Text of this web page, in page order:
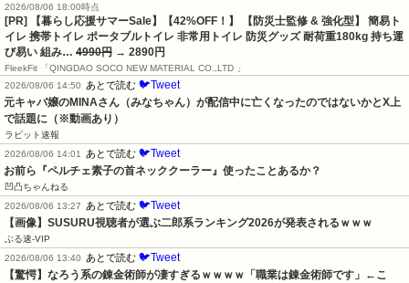
2026/08/06 18:00時点
[PR] 【暮らし応援サマーSale】【42%OFF！】 【防災士監修 & 強化型】 簡易ト
イレ 携帯トイレ ポータブルトイレ 非常用トイレ 防災グッズ 耐荷重180kg 持ち運
び易い 組み… 4990円 → 2890円
FleekFit 「QINGDAO SOCO NEW MATERIAL CO.,LTD 」
2026/08/06 14:50
あとで読む 🐦Tweet
元キャバ嬢のMINAさん（みなちゃん）が配信中に亡くなったのではないかとX上
で話題に（※動画あり）
ラビット速報
2026/08/06 14:01
あとで読む 🐦Tweet
お前ら『ペルチェ素子の首ネッククーラー』使ったことあるか？
凹凸ちゃんねる
2026/08/06 13:27
あとで読む 🐦Tweet
【画像】SUSURU視聴者が選ぶ二郎系ランキング2026が発表されるｗｗｗ
ぶる速-VIP
2026/08/06 13:40
あとで読む 🐦Tweet
【驚愕】なろう系の錬金術師が凄すぎるｗｗｗｗ「職業は錬金術師です」←こ